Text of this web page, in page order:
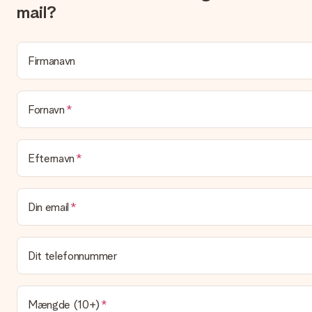
Hvad er leveringstiden, og hvornår modtager jeg min gave?
Leveringstiden findes på gavens produktside. Du kan stole på,
Hvilke leveringsmuligheder kan jeg vælge?
I øjeblikket er det ikke (endnu) muligt at vælge en
sendes på? Kontakt venligst vores kundeservice.
Betaling
Hvordan kan jeg betale min ordre?
Gave modtaget
Vi beklager dybt, at din gave ikke er faldet i din smag. Kontakt
Er fakturaen sendt sammen med ordren?
Ingen faktura sendes med din ordre. Du modtager altid
modtageren, hvilket gør det til en sand overraskelse!
mail?
Firmanavn
Fornavn
Efternavn
Din email
Dit telefonnummer
Mængde (10+)